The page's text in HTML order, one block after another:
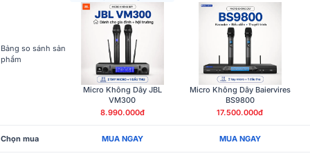
Bảng so sánh sản
phẩm
Micro Không Dây JBL
VM300
8.990.000đ
Micro Không Dây Baiervires
BS9800
17.500.000đ
Chọn mua MUA NGAY MUA NGAY